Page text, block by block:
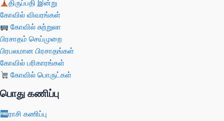
திருப்பதி இன்று
கோவில் விவரங்கள்
கோவில் சுற்றுலா
பிரசாதம் செய்முறை
பிரபலமான பிரசாதங்கள்
கோவில் பரிகாரங்கள்
கோவில் பொருட்கள்
பொது கணிப்பு
ராசி கணிப்பு